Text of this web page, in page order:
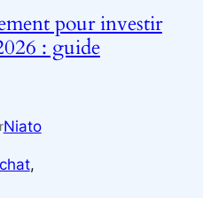
pour investir
: guide
Niato